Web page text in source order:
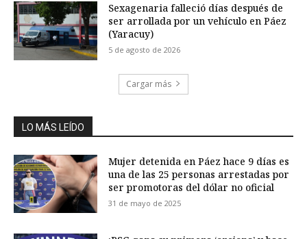
Sexagenaria falleció días después de
ser arrollada por un vehículo en Páez
(Yaracuy)
5 de agosto de 2026
Cargar más
LO MÁS LEÍDO
Mujer detenida en Páez hace 9 días es
una de las 25 personas arrestadas por
ser promotoras del dólar no oficial
31 de mayo de 2025